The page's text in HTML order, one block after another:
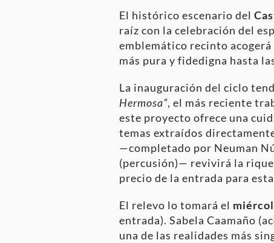
El histórico escenario del
raíz con la celebración del
emblemático recinto
más pura y fidedigna hasta
La inauguración del ciclo
Hermosa”, el más reciente
este proyecto ofrece una
temas extraídos
—completado por Neuman
(percusión)— revivirá la
precio de la entrada para
El relevo lo tomará el
entrada). Sabela Caamaño
una de las realidades más